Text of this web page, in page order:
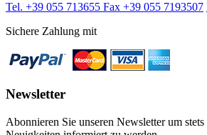
Tel. +39 055 713655 Fax +39 055 7193507
Sichere Zahlung mit
Newsletter
Abonnieren Sie unseren Newsletter um